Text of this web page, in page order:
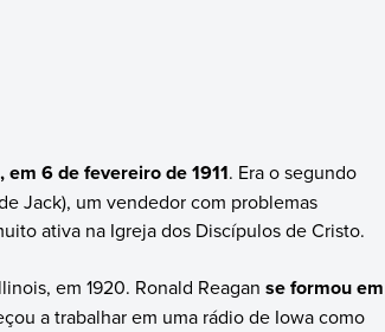
6 de fevereiro de 1911. Era o segundo
Jack), um vendedor com problemas
ativa na Igreja dos Discípulos de Cristo.
em 1920. Ronald Reagan se formou em
a trabalhar em uma rádio de Iowa como